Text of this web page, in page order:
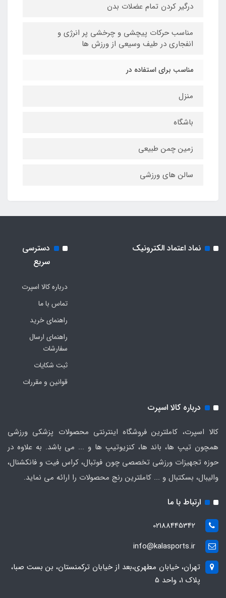
درگیر کردن تمام عضلات بدن
مناسب حرکات پیچشی و چرخشی پر انرژی و
انفجاری در طیف وسیعی از ورزش ها
مناسب برای استفاده در
منزل
باشگاه
زمین چمن طبیعی
سالن های ورزشی
نماد اعتماد الکترونیک
دسترسی
سریع
درباره کالا اسپرت
تماس با ما
راهنمای خرید
راهنمای ارسال
سفارشات
ثبت شکایات
قوانین و مقررات
درباره کالا اسپرت
کالا اسپرت، کاملترین فروشگاه اینترنتی محصولات پزشکی ورزشی
همچون تیپ ها، باند ها، کنزیوتیپ ها و ... می باشد. به علاوه در
حوزه تجهیزات ورزشی تخصصی چون فوتبال، کراس فیت و فانکشنال،
والیبال، بسکتبال و ... کاملترین رنج محصولات را ارائه می نماید.
ارتباط با ما
02188445342
info@kalasports.ir
تهران، خیابان مطهری،بعد از خیابان ترکمنستان، بن بست صبا،
پلاک 1، واحد 5